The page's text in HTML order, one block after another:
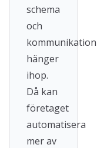
schema
och
kommunikation
hänger
ihop.
Då kan
företaget
automatisera
mer av